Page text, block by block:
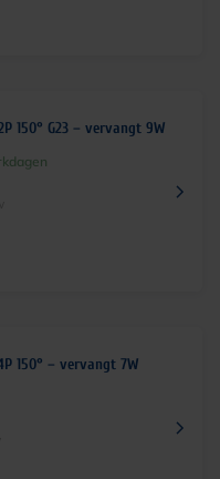
150° G23 – vervangt 9W
150° – vervangt 7W